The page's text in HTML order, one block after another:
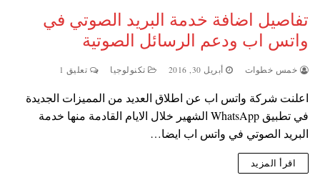
تفاصيل اضافة خدمة البريد الصوتي في
واتس اب ودعم الرسائل الصوتية
خمس خطوات أبريل 30, 2016 تكنولوجيا تعليق 1
اعلنت شركة واتس اب عن اطلاق العديد من المميزات الجديدة
في تطبيق WhatsApp الشهير خلال الايام القادمة منها خدمة
البريد الصوتي في واتس اب ايضا…
اقرأ المزيد